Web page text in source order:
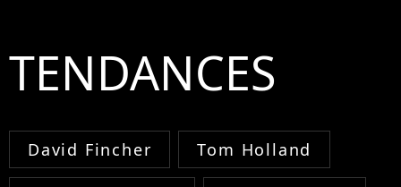
TENDANCES
David Fincher Tom Holland